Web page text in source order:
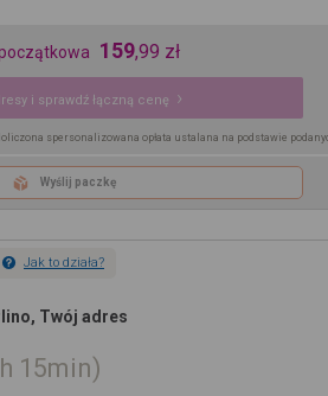
159,99 zł
i sprawdź łączną cenę
spersonalizowana opłata ustalana na podstawie
Wyślij paczkę
Jak to działa?
Twój adres
15min